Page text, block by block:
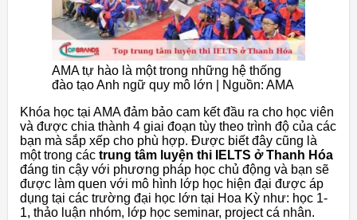
AMA tự hào là một trong những hệ thống
đào tạo Anh ngữ quy mô lớn | Nguồn: AMA
Khóa học tại AMA đảm bảo cam kết đầu ra cho học viên
và được chia thành 4 giai đoạn tùy theo trình độ của các
bạn mà sắp xếp cho phù hợp. Được biết đây cũng là
một trong các trung tâm luyện thi IELTS ở Thanh Hóa
đáng tin cậy với phương pháp học chủ động và bạn sẽ
được làm quen với mô hình lớp học hiện đại được áp
dụng tại các trường đại học lớn tại Hoa Kỳ như: học 1-
1, thảo luận nhóm, lớp học seminar, project cá nhân.